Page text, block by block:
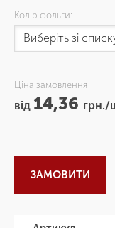
Колір фольги:
Ціна замовлення
від 14,36 грн./
ЗАМОВИТИ